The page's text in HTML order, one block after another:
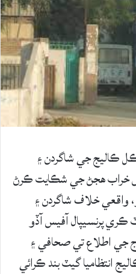
ڪاليج جي شاگردن ۽
بس خراب هجڻ جي شڪايت ڪرڻ
واقعي خلاف شاگردن ۽
ڪري پرنسيپال آفيس آڏو
جي اطلاع تي صحافي ۽
انتظاميا گيٽ بند ڪرائي